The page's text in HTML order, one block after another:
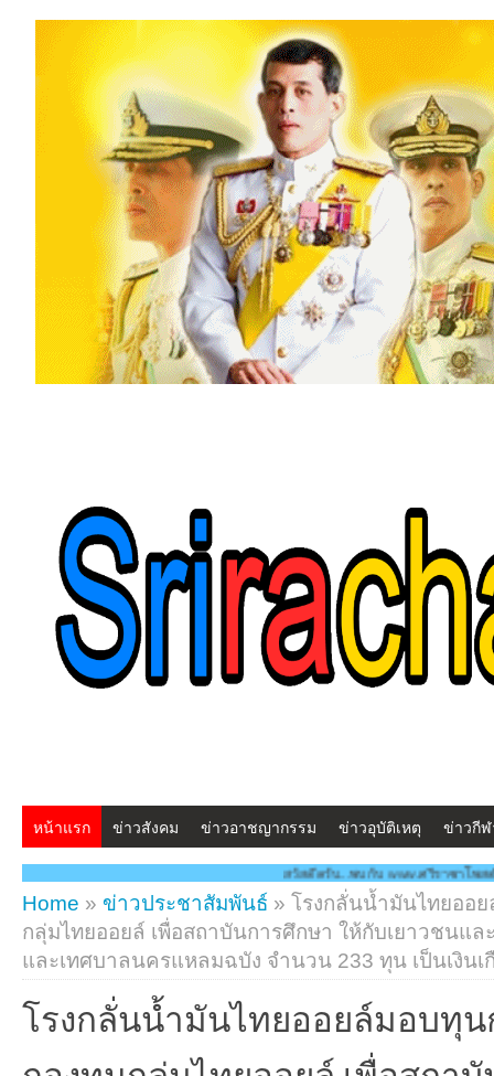
หน้าแรก ข่าวสังคม ข่าวอาชญากรรม ข่าวอุบัติเหตุ ข่าวกี
สวัสดีครับ...พบกับ www.ศรีราชาโพสต์.com โฉมใหม่!! "สร้างสร
Home » ข่าวประชาสัมพันธ์ » โรงกลั่นน้ำมันไทยออ
กลุ่มไทยออยล์ เพื่อสถาบันการศึกษา ให้กับเยาวชนแล
และเทศบาลนครแหลมฉบัง จำนวน 233 ทุน เป็นเงิน
โรงกลั่นน้ำมันไทยออยล์มอบทุ